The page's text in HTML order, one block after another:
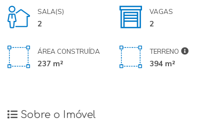
SALA(S)
2
VAGAS
2
ÁREA CONSTRUÍDA
237 m²
TERRENO
394 m²
Sobre o Imóvel